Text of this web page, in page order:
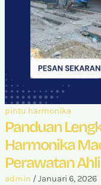
pintu harmonika
Panduan
Harmonika
Perawatan Ahli
admin /Januari 6, 2026